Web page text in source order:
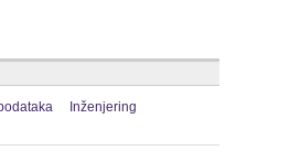
Inženjering